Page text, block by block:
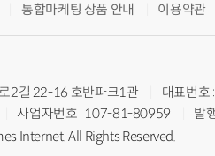
통합마케팅 상품 안내 이용약관
2길 22-16 호반파크1관
대표번
사업자번호 : 107-81-80959
발
Internet. All Rights Reserved.